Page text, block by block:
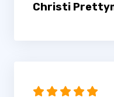
Christi